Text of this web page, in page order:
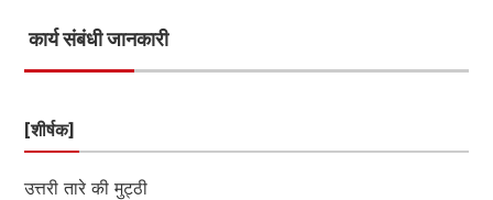
कार्य संबंधी जानकारी
[शीर्षक]
उत्तरी तारे की मुट्ठी